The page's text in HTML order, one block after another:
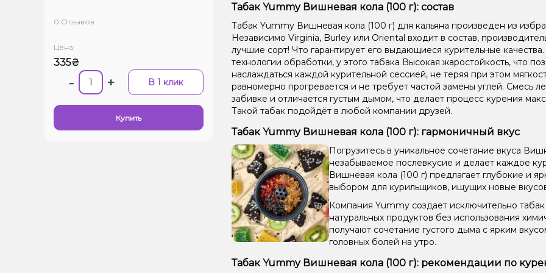
0 Отзывов
Цена:
335₴
- + В 1 клик
Купить
Табак Yummy Вишневая кола (100 г): состав
Табак Yummy Вишневая кола (100 г) для кальяна произведен из
Независимо Virginia, Burley или Oriental входит в состав,
лучшие сорт! Что гарантирует его выдающиеся курительные
технологии обработки, у этого табака Высокая жаростойкость, что
наслаждаться каждой курительной сессией, не теряя при этом
равномерно прогревается и не требует частой замены углей. Смесь
забивке и отличается густым дымом, что делает процесс курения
Такой табак подойдёт в любой компании друзей.
Табак Yummy Вишневая кола (100 г): гармоничный вкус
Погрузитесь в уникальное сочетание вкуса
незабываемое послевкусие и делает каждое
Вишневая кола (100 г) предлагает глубокие и
выбором для курильщиков, ищущих новые
Компания Yummy создает исключительно
натуральных продуктов без использования
получают сочетание густого дыма с ярким
головных болей на утро.
Табак Yummy Вишневая кола (100 г): рекомендации по